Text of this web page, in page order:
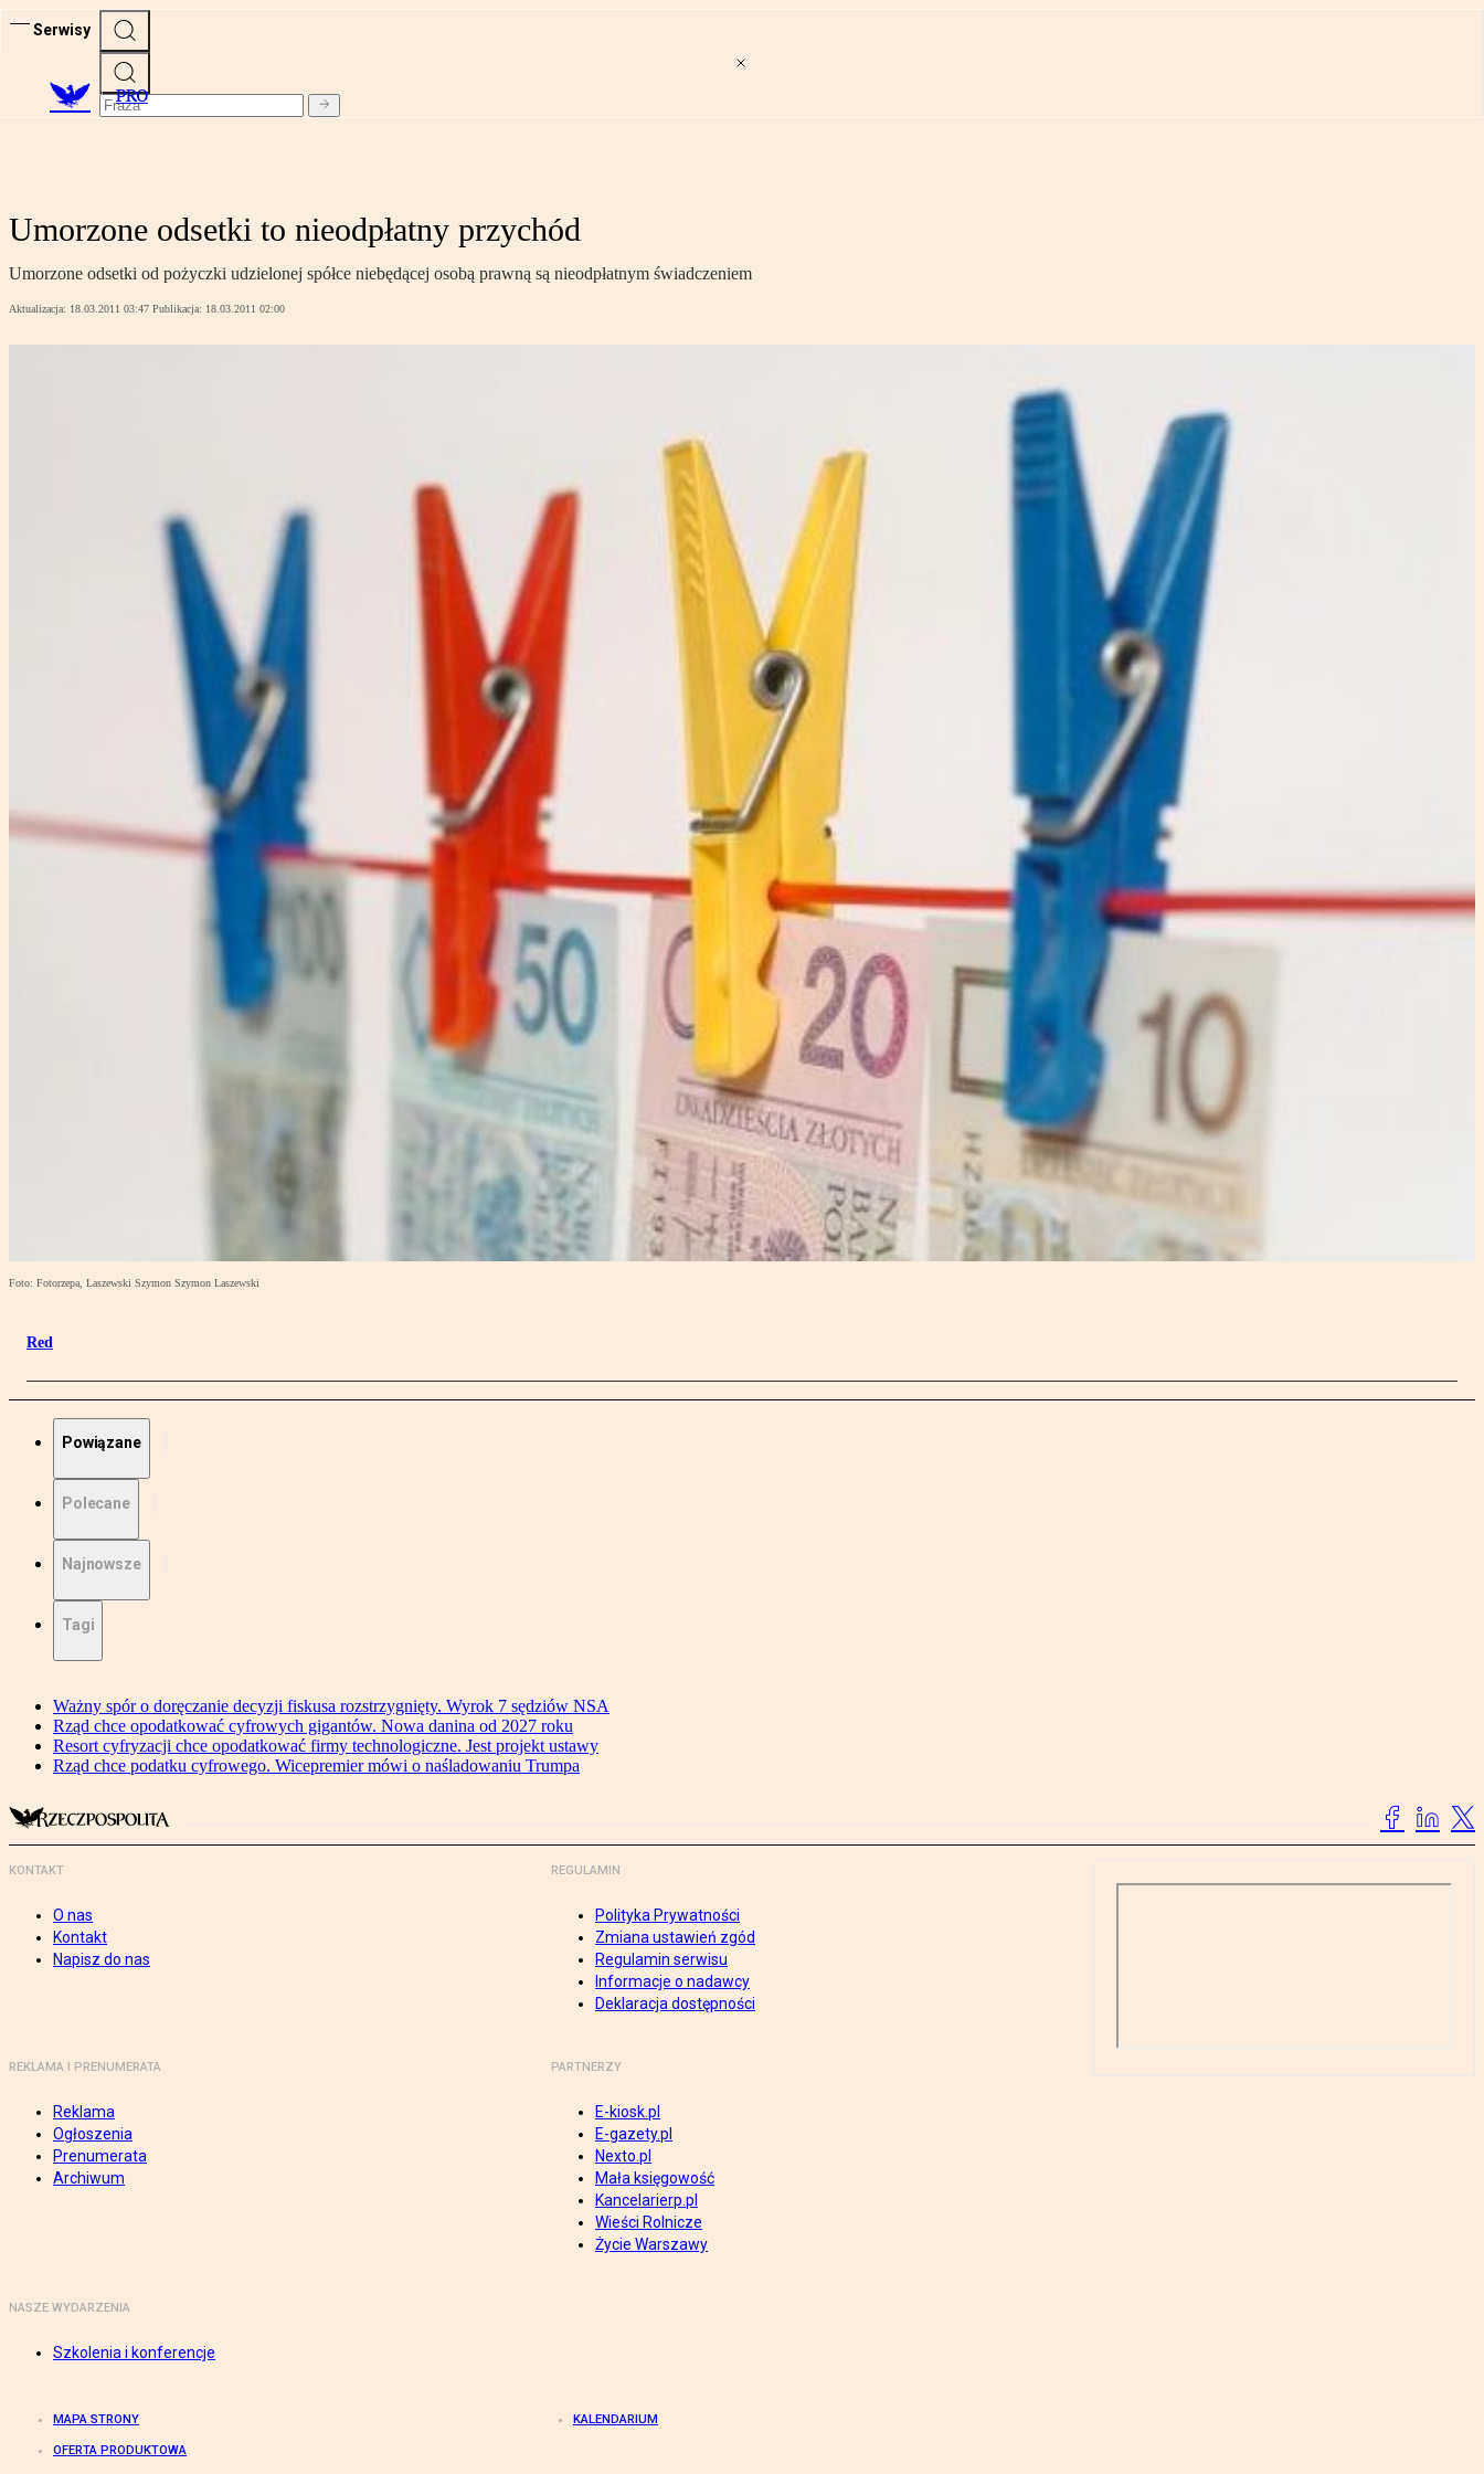
Serwisy
PRO
Umorzone odsetki to nieodpłatny przychód
Umorzone odsetki od pożyczki udzielonej spółce niebędącej osobą prawną są nieodpłatnym świadczeniem
Aktualizacja: 18.03.2011 03:47 Publikacja: 18.03.2011 02:00
Foto: Fotorzepa, Laszewski Szymon Szymon Laszewski
Red
Powiązane
Polecane
Najnowsze
Tagi
Ważny spór o doręczanie decyzji fiskusa rozstrzygnięty. Wyrok 7 sędziów NSA
Rząd chce opodatkować cyfrowych gigantów. Nowa danina od 2027 roku
Resort cyfryzacji chce opodatkować firmy technologiczne. Jest projekt ustawy
Rząd chce podatku cyfrowego. Wicepremier mówi o naśladowaniu Trumpa
KONTAKT
O nas
Kontakt
Napisz do nas
REGULAMIN
Polityka Prywatności
Zmiana ustawień zgód
Regulamin serwisu
Informacje o nadawcy
Deklaracja dostępności
REKLAMA I PRENUMERATA
Reklama
Ogłoszenia
Prenumerata
Archiwum
PARTNERZY
E-kiosk.pl
E-gazety.pl
Nexto.pl
Mała księgowość
Kancelarierp.pl
Wieści Rolnicze
Życie Warszawy
NASZE WYDARZENIA
Szkolenia i konferencje
MAPA STRONY KALENDARIUM
OFERTA PRODUKTOWA